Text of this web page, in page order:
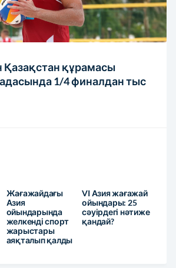
Қазақстан құрамасы
1/4 финалдан тыс
Жағажайдағы
Азия
ойындарында
желкенді спорт
жарыстары
аяқталып қалды
VI Азия жағажай
ойындары: 25
сәуірдегі нәтиже
қандай?